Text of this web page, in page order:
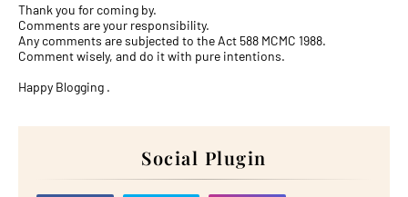
Thank you for coming by.
Comments are your responsibility.
Any comments are subjected to the Act 588 MCMC 1988.
Comment wisely, and do it with pure intentions.
Happy Blogging .
Social Plugin